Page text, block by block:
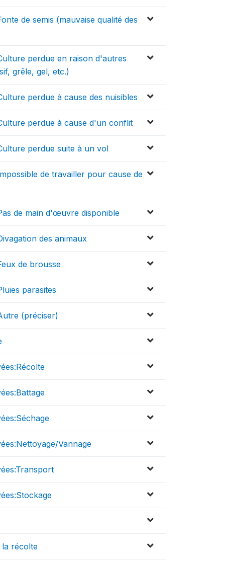
de semis (mauvaise qualité des
perdue en raison d'autres
grêle, gel, etc.)
perdue à cause des nuisibles
perdue à cause d'un conflit
perdue suite à un vol
de travailler pour cause de
de main d'œuvre disponible
des animaux
de brousse
parasites
(préciser)
Vannage
récolte